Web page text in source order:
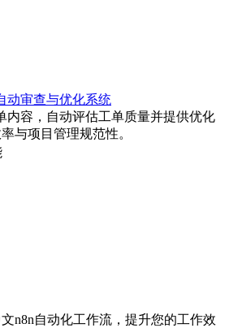
动审查与优化系统
内容，自动评估工单质量并提供优化
与项目管理规范性。
n8n自动化工作流，提升您的工作效